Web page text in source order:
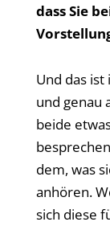
dass Sie
Und das ist
und genau
beide
dem, was
anhören.
sich diese